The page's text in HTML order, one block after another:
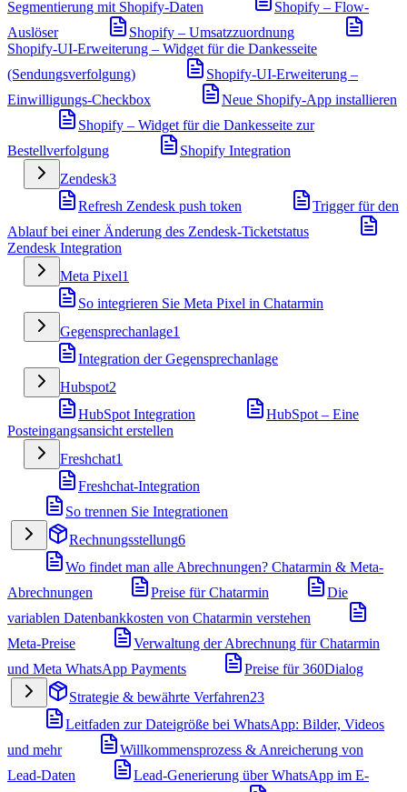
Segmentierung mit Shopify-Daten
Shopify – Flow-
Auslöser
Shopify – Umsatzzuordnung
Shopify-UI-Erweiterung – Widget für die Dankesseite
(Sendungsverfolgung)
Shopify-UI-Erweiterung –
Einwilligungs-Checkbox
Neue Shopify-App installieren
Shopify – Widget für die Dankesseite zur
Bestellverfolgung
Shopify Integration
Zendesk3
Refresh Zendesk push token
Trigger für den
Ablauf bei einer Änderung des Zendesk-Ticketstatus
Zendesk Integration
Meta Pixel1
So integrieren Sie Meta Pixel in Chatarmin
Gegensprechanlage1
Integration der Gegensprechanlage
Hubspot2
HubSpot Integration
HubSpot – Eine
Posteingangsansicht erstellen
Freshchat1
Freshchat-Integration
So trennen Sie Integrationen
Rechnungsstellung6
Wo findet man alle Abrechnungen? Chatarmin & Meta-
Abrechnungen
Preise für Chatarmin
Die
variablen Datenbankkosten von Chatarmin verstehen
Meta-Preise
Verwaltung der Abrechnung für Chatarmin
und Meta WhatsApp Payments
Preise für 360Dialog
Strategie & bewährte Verfahren23
Leitfaden zur Dateigröße bei WhatsApp: Bilder, Videos
und mehr
Willkommensprozess & Anreicherung von
Lead-Daten
Lead-Generierung über WhatsApp im E-